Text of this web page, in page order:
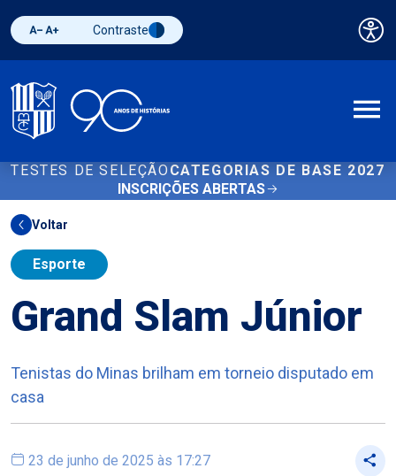
Diminuir fonte
Aumentar fonteAlternar contraste
Contraste
TESTES DE SELEÇÃO CATEGORIAS DE BASE 2027
INSCRIÇÕES ABERTAS
Voltar
Esporte
Grand Slam Júnior
Tenistas do Minas brilham em torneio disputado em
casa
23 de junho de 2025 às 17:27